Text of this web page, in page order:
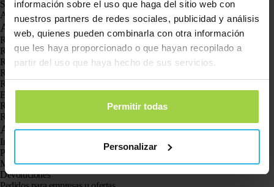
información sobre el uso que haga del sitio web con
nuestros partners de redes sociales, publicidad y análisis
web, quienes pueden combinarla con otra información
que les haya proporcionado o que hayan recopilado a
partir del uso que haya hecho de sus servicios.
Permitir todas
Personalizar
Spotter CatX
Animal Spotter
Aplicaciones
Rastreadores GPS
Rastreador GPS para niños
Relojes con GPS para niños
Rastreador GPS para gatos
Rastreador GPS para perros
El localizador GPS para personas mayores con botón SOS
Rastreador GPS para la demencia y el Alzheimer
Reloj localizador para personas mayores
Atención al cliente
Iniciar sesión
Pregunta a nuestro servicio de atención al cliente
Manuales
Devoluciones